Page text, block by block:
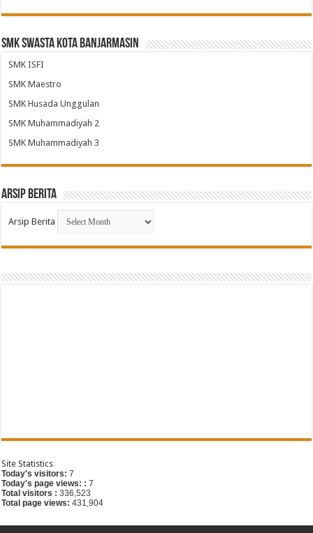
SMK Swasta Kota Banjarmasin
SMK ISFI
SMK Maestro
SMK Husada Unggulan
SMK Muhammadiyah 2
SMK Muhammadiyah 3
Arsip Berita
Arsip Berita
G
Site Statistics
Today's visitors:7
Today's page views: :7
Total visitors :336,523
Total page views:431,904